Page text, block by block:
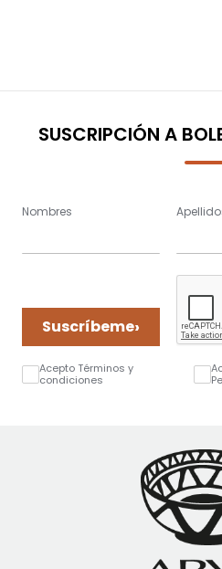
SUSCRIPCIÓN A
Nombres
Suscríbeme›
Acepto Términos y
condiciones